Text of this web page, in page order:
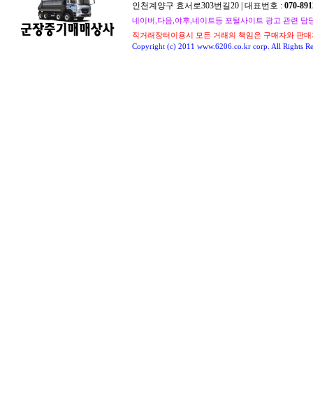
인천계양구 효서로303번길20 | 대표번호 : 070-
네이버,다음,야후,네이트등 포털사이트 광고 관련 담
직거래장터이용시 모든 거래의 책임은 구매자와 판
Copyright (c) 2011 www.6206.co.kr corp. All Rights